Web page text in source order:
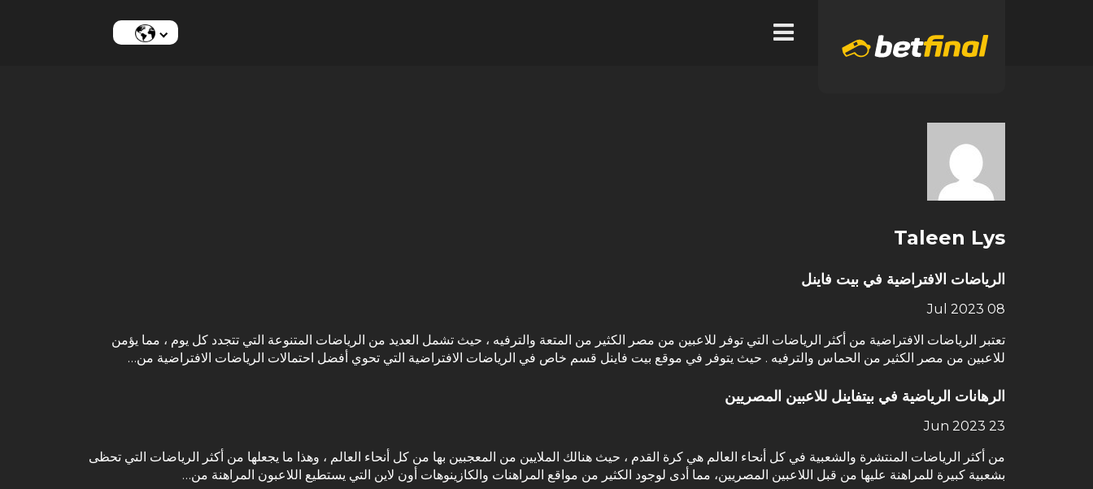
Taleen Lys
الرياضات الافتراضية في بيت فاينل
08 Jul 2023
تعتبر الرياضات الافتراضية من أكثر الرياضات التي توفر للاعبين من مصر الكثير من المتعة والترفيه ، حيث تشمل العديد من الرياضات المتنوعة التي تتجدد كل يوم ، مما يؤمن
للاعبين من مصر الكثير من الحماس والترفيه . حيث يتوفر في موقع بيت فاينل قسم خاص في الرياضات الافتراضية التي تحوي أفضل احتمالات الرياضات الافتراضية من…
الرهانات الرياضية في بيتفاينل للاعبين المصريين
23 Jun 2023
من أكثر الرياضات المنتشرة والشعبية في كل أنحاء العالم هي كرة القدم ، حيث هنالك الملايين من المعجبين بها من كل أنحاء العالم ، وهذا ما يجعلها من أكثر الرياضات التي تحظى
بشعبية كبيرة للمراهنة عليها من قبل اللاعبين المصريين، مما أدى لوجود الكثير من مواقع المراهنات والكازينوهات أون لاين التي يستطيع اللاعبون المراهنة من…